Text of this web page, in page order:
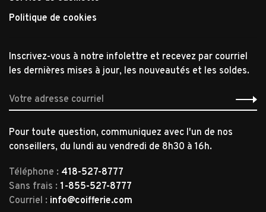
Politique de cookies
Inscrivez-vous à notre infolettre et recevez par courriel
les dernières mises à jour, les nouveautés et les soldes.
Pour toute question, communiquez avec l'un de nos
conseillers, du lundi au vendredi de 8h30 à 16h.
Téléphone : 418-527-8777
Sans frais : 1-855-527-8777
Courriel : info@coifferie.com